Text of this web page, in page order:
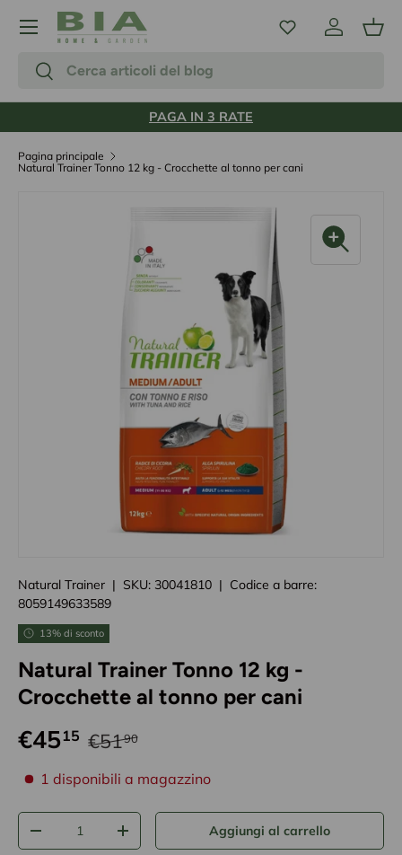
Passa ai contenuti
CercaCerca
Accedi
Menu
PAGA IN 3 RATE
Pagina principale
Natural Trainer Tonno 12 kg - Crocchette al tonno per cani
Natural Trainer | SKU: 30041810 | Codice a barre:
8059149633589
13% di sconto
Natural Trainer Tonno 12 kg -
Crocchette al tonno per cani
€4515 €5190
disponibilità prodotto
1 disponibili a magazzino
+ Aggiungi al carrello